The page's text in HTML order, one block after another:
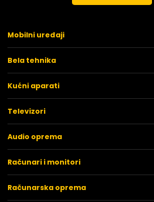
Mobilni uređaji
Bela tehnika
Kućni aparati
Televizori
Audio oprema
Računari i monitori
Računarska oprema